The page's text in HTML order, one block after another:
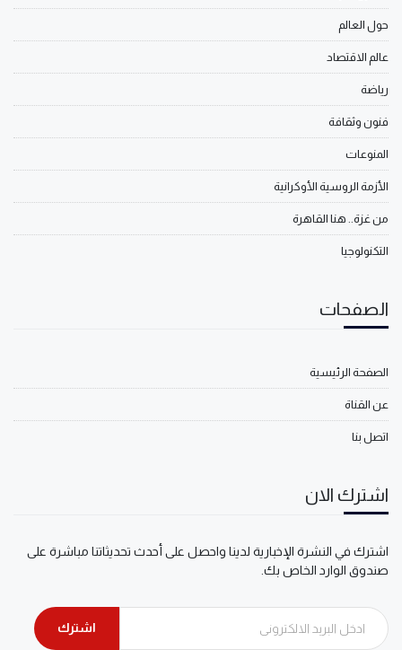
حول العالم
عالم الاقتصاد
رياضة
فنون وثقافة
المنوعات
الأزمة الروسية الأوكرانية
من غزة.. هنا القاهرة
التكنولوجيا
الصفحات
الصفحة الرئيسية
عن القناة
اتصل بنا
اشترك الان
اشترك في النشرة الإخبارية لدينا واحصل على أحدث تحديثاتنا مباشرة على
صندوق الوارد الخاص بك.
اشترك